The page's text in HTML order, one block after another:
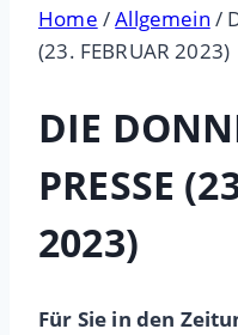
Home /Allgemein /
(23. FEBRUAR 2023)
DIE
PRESSE
2023)
Für Sie in den